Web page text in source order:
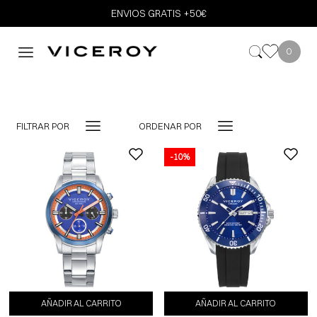
ENVIOS GRATIS +50€
0
FILTRAR POR ORDENAR POR
AÑADIR AL CARRITO AÑADIR AL CARRITO
-10%
AÑADIR AL CARRITO